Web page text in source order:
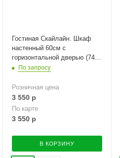
Гостиная Скайлайн. Шкаф
настенный 60см с
горизонтальной дверью (74
дуб сонома св/белый)
По запросу
Розничная цена
3 550 р
По карте
3 550 р
В КОРЗИНУ